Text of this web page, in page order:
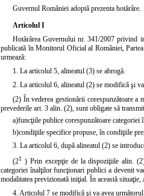
Guvernul României adoptă prezenta hotărâre.
Articolul I
Hotărârea Guvernului nr. 341/2007 privind
publicată în Monitorul Oficial al României,
urmează:
1. La articolul 5, alineatul (3) se abrogă.
2. La articolul 6, alineatul (2) se modifică şi
(2) În vederea gestionării corespunzătoare
prevederile art. 3 alin. (2), sunt obligate să
a)funcţiile publice corespunzătoare
b)condiţiile specifice propuse, în condiţiile
3. La articolul 6, după alineatul (2) se
(21 ) Prin excepţie de la dispoziţiile alin.
categoriei înalţilor funcţionari publici a devenit
modalitatea previzionată iniţial. În această
4. Articolul 7 se modifică şi va avea